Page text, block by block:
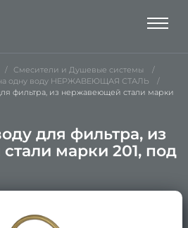
Смесители и Душевые системы
одну воду НЕРЖАВЕЮЩАЯ СТАЛЬ
фильтра, из нержавеющей стали марки
для фильтра, из
марки 201, под